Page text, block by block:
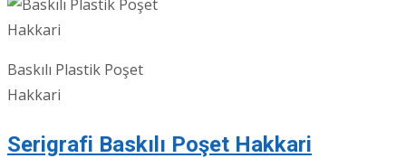
Baskılı Plastik Poşet
Hakkari
Serigrafi Baskılı Poşet Hakkari